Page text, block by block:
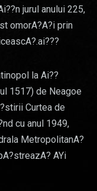
jurul anului 225,
omorA?A?i prin
la Ai??
1517) de Neagoe
Curtea de
cu anul 1949,
MetropolitanA?
AYi